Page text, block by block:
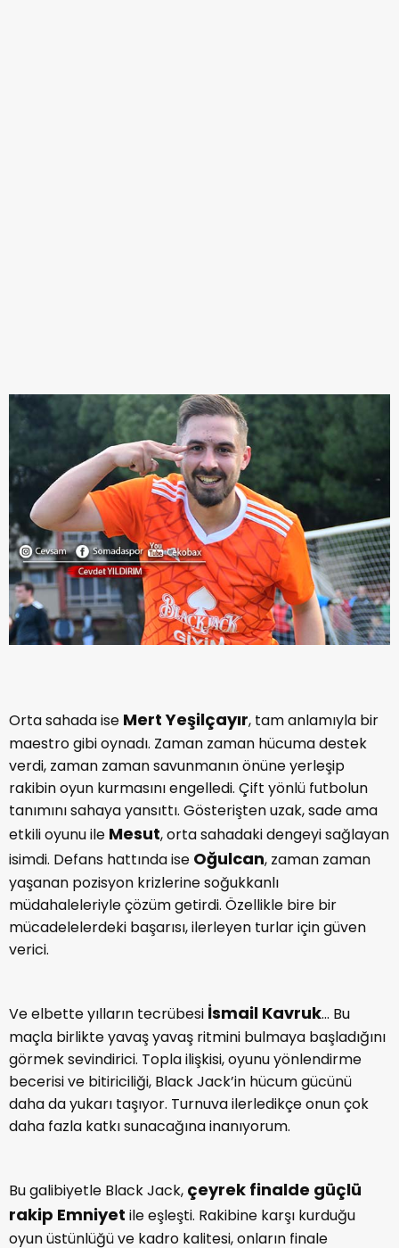
Orta sahada ise Mert Yeşilçayır, tam anlamıyla bir
maestro gibi oynadı. Zaman zaman hücuma destek
verdi, zaman zaman savunmanın önüne yerleşip
rakibin oyun kurmasını engelledi. Çift yönlü futbolun
tanımını sahaya yansıttı. Gösterişten uzak, sade ama
etkili oyunu ile Mesut, orta sahadaki dengeyi sağlayan
isimdi. Defans hattında ise Oğulcan, zaman zaman
yaşanan pozisyon krizlerine soğukkanlı
müdahaleleriyle çözüm getirdi. Özellikle bire bir
mücadelelerdeki başarısı, ilerleyen turlar için güven
verici.
Ve elbette yılların tecrübesi İsmail Kavruk... Bu
maçla birlikte yavaş yavaş ritmini bulmaya başladığını
görmek sevindirici. Topla ilişkisi, oyunu yönlendirme
becerisi ve bitiriciliği, Black Jack’in hücum gücünü
daha da yukarı taşıyor. Turnuva ilerledikçe onun çok
daha fazla katkı sunacağına inanıyorum.
Bu galibiyetle Black Jack, çeyrek finalde güçlü
rakip Emniyet ile eşleşti. Rakibine karşı kurduğu
oyun üstünlüğü ve kadro kalitesi, onların finale